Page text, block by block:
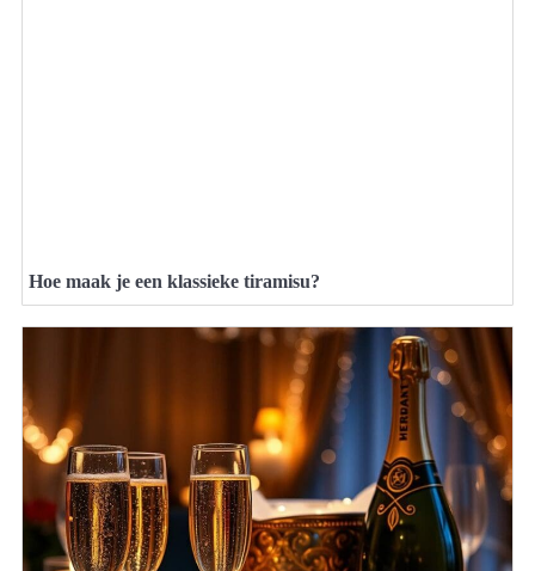
Hoe maak je een klassieke tiramisu?